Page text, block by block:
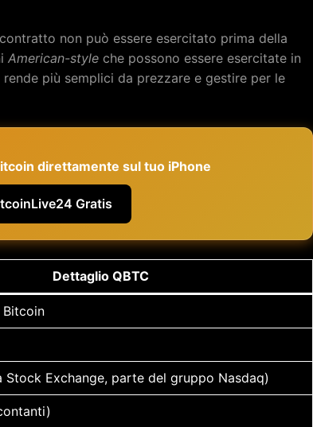
non può essere esercitato prima della
American-style che possono essere esercitate in
più semplici da prezzare e gestire per le
direttamente sul tuo iPhone
Gratis
Dettaglio QBTC
Bitcoin
Stock Exchange, parte del gruppo Nasdaq)